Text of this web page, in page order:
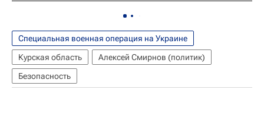
Специальная военная операция на Украине
Курская область
Алексей Смирнов (политик)
Безопасность